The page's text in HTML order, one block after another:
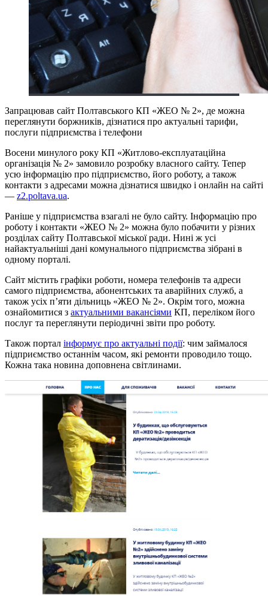
Запрацював сайт Полтавського КП «ЖЕО № 2», де можна
переглянути боржників, дізнатися про актуальні тарифи,
послуги підприємства і телефони
Восени минулого року КП «Житлово-експлуатаційна
організація № 2» замовило розробку власного сайту. Тепер
усю інформацію про підприємство, його роботу, а також
контакти з адресами можна дізнатися швидко і онлайн на сайті
— z2.poltava.ua.
Раніше у підприємства взагалі не було сайту. Інформацію про
роботу і контакти «ЖЕО № 2» можна було побачити у різних
розділах сайту Полтавської міської ради. Нині ж усі
найактуальніші дані комунального підприємства зібрані в
одному порталі.
Сайт містить графіки роботи, номера телефонів та адреси
самого підприємства, абонентських та аварійних служб, а
також усіх п’яти дільниць «ЖЕО № 2». Окрім того, можна
ознайомитися з актуальними вакансіями КП, переліком його
послуг та переглянути періодичні звіти про роботу.
Також портал інформує про актуальні події: чим займалося
підприємство останнім часом, які ремонти проводило тощо.
Кожна така новина доповнена світлинами.